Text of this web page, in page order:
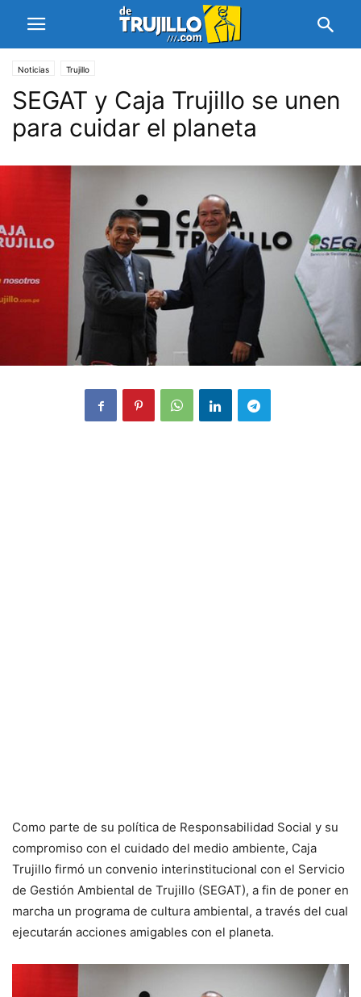
Noticias Trujillo
SEGAT y Caja Trujillo se unen
para cuidar el planeta
Como parte de su política de Responsabilidad Social y su
compromiso con el cuidado del medio ambiente, Caja
Trujillo firmó un convenio interinstitucional con el Servicio
de Gestión Ambiental de Trujillo (SEGAT), a fin de poner en
marcha un programa de cultura ambiental, a través del cual
ejecutarán acciones amigables con el planeta.